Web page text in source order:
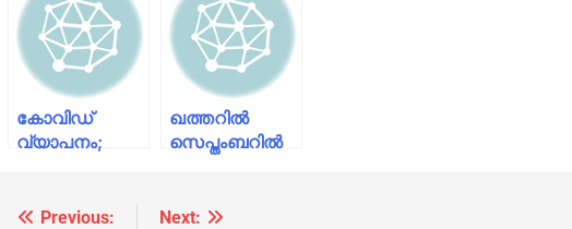
കോവിഡ്
വ്യാപനം;
തുറക്കുന്നതു
ഖത്തറില്‍
സെപ്തംബറില്‍
ജീവനക്കാര്‍
Previous:
Next: